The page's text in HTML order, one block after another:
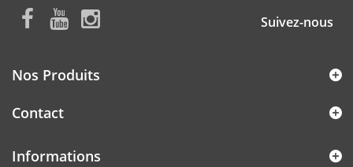
Suivez-nous
Nos Produits
Contact
Informations